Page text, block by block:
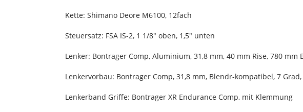
Kette: Shimano Deore M6100, 12fach
Steuersatz: FSA IS-2, 1 1/8" oben, 1,5" unten
Lenker: Bontrager Comp, Aluminium, 31,8 mm, 40 mm Rise, 780 mm
Lenkervorbau: Bontrager Comp, 31,8 mm, Blendr-kompatibel, 7
Lenkerband Griffe: Bontrager XR Endurance Comp, mit Klemmung